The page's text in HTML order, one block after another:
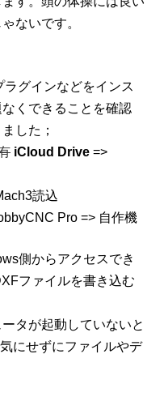
ないです。
グインなどをインス
くできることを確認
した；
iCloud Drive =>
読込
Pro => 自作機
側からアクセスでき
ファイルを書き込む
タが起動していないと
にせずにファイルやデ